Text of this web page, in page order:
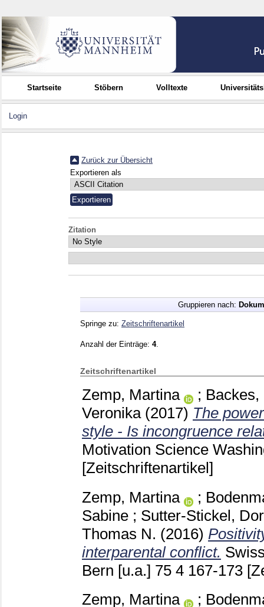
Startseite Stöbern Volltexte
Login
Zurück zur Übersicht
Exportieren als
Zitation
Gruppieren nach:
Springe zu: Zeitschriftenartikel
Anzahl der Einträge: 4.
Zeitschriftenartikel
Zemp, Martina ; Backes,
Veronika (2017) The
style - Is incongruence
Motivation Science
[Zeitschriftenartikel]
Zemp, Martina
;
Sabine ; Sutter-Stickel,
Thomas N. (2016)
interparental conflict.
Bern [u.a.] 75 4 167-173
Zemp, Martina
;